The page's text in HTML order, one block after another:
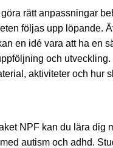
rätt anpassningar
följas upp löpande.
en idé vara att ha en
och
aktiviteter och hur
NPF kan du lära dig
autism och adhd.